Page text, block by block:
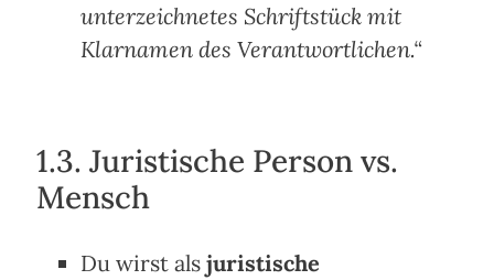
unterzeichnetes Schriftstück mit
Klarnamen des Verantwortlichen.“
1.3. Juristische Person vs.
Mensch
Du wirst alsjuristische